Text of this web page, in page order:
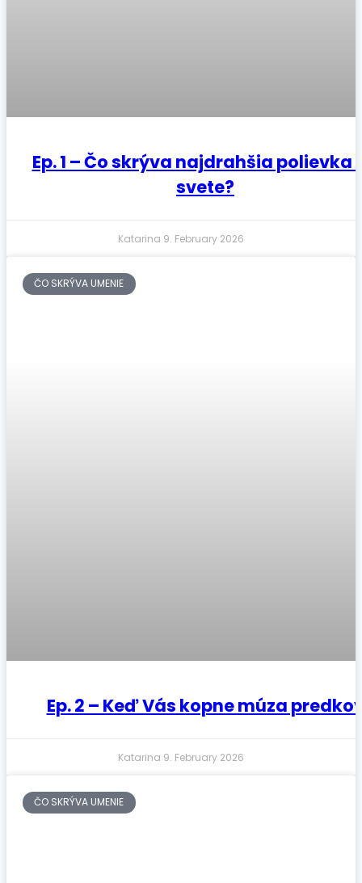
Ep. 1 – Čo skrýva najdrahšia polievka
svete?
Katarina 9. February 2026
ČO SKRÝVA UMENIE
Ep. 2 – Keď Vás kopne múza
Katarina 9. February 2026
ČO SKRÝVA UMENIE